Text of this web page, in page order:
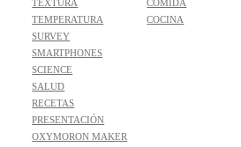
TEXTURA
TEMPERATURA
SURVEY
SMARTPHONES
SCIENCE
SALUD
RECETAS
PRESENTACIÓN
OXYMORON MAKER
COMIDA
COCINA